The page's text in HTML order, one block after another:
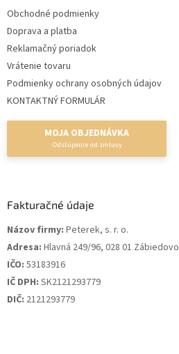
Obchodné podmienky
Doprava a platba
Reklamačný poriadok
Vrátenie tovaru
Podmienky ochrany osobných údajov
KONTAKTNÝ FORMULÁR
MOJA OBJEDNÁVKA
Fakturačné údaje
Názov firmy: Peterek, s. r. o.
Adresa: Hlavná 249/96, 028 01 Zábiedovo
IČO: 53183916
IČ DPH: SK2121293779
DIČ: 2121293779